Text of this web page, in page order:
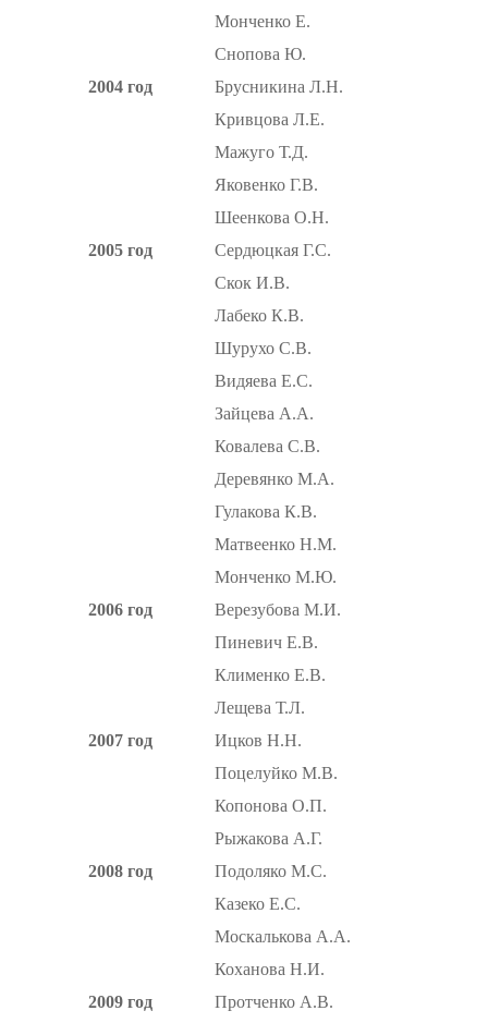
Монченко Е.
Снопова Ю.
2004 год
Брусникина Л.Н.
Кривцова Л.Е.
Мажуго Т.Д.
Яковенко Г.В.
Шеенкова О.Н.
2005 год
Сердюцкая Г.С.
Скок И.В.
Лабеко К.В.
Шурухо С.В.
Видяева Е.С.
Зайцева А.А.
Ковалева С.В.
Деревянко М.А.
Гулакова К.В.
Матвеенко Н.М.
Монченко М.Ю.
2006 год
Верезубова М.И.
Пиневич Е.В.
Клименко Е.В.
Лещева Т.Л.
2007 год
Ицков Н.Н.
Поцелуйко М.В.
Копонова О.П.
Рыжакова А.Г.
2008 год
Подоляко М.С.
Казеко Е.С.
Москалькова А.А.
Коханова Н.И.
2009 год
Протченко А.В.